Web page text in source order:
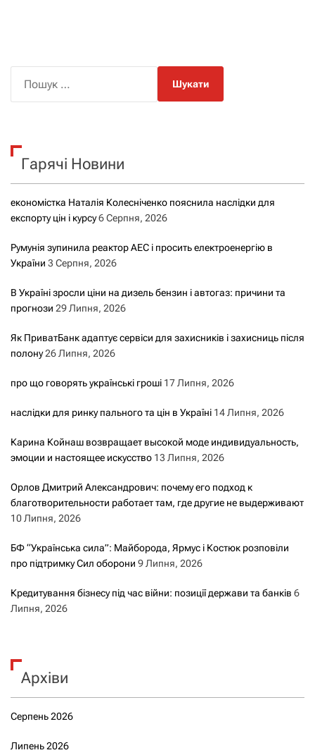
к
Гарячі Новини
економістка Наталія Колесніченко пояснила наслідки для
експорту цін і курсу6 Серпня, 2026
Румунія зупинила реактор АЕС і просить електроенергію в
України 3 Серпня, 2026
В Україні зросли ціни на дизель бензин і автогаз: причини та
прогнози 29 Липня, 2026
Як ПриватБанк адаптує сервіси для захисників і захисниць після
полону26 Липня, 2026
про що говорять українські гроші 17 Липня, 2026
наслідки для ринку пального та цін в Україні 14 Липня, 2026
Карина Койнаш возвращает высокой моде индивидуальность,
эмоции и настоящее искусство 13 Липня, 2026
Орлов Дмитрий Александрович: почему его подход к
благотворительности работает там, где другие не выдерживают
10 Липня, 2026
БФ “Українська сила”: Майборода, Ярмус і Костюк розповіли
про підтримку Сил оборони 9 Липня, 2026
Кредитування бізнесу під час війни: позиції держави та банків 6
Липня, 2026
Архіви
Серпень 2026
Липень 2026